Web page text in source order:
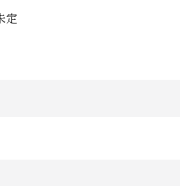
定